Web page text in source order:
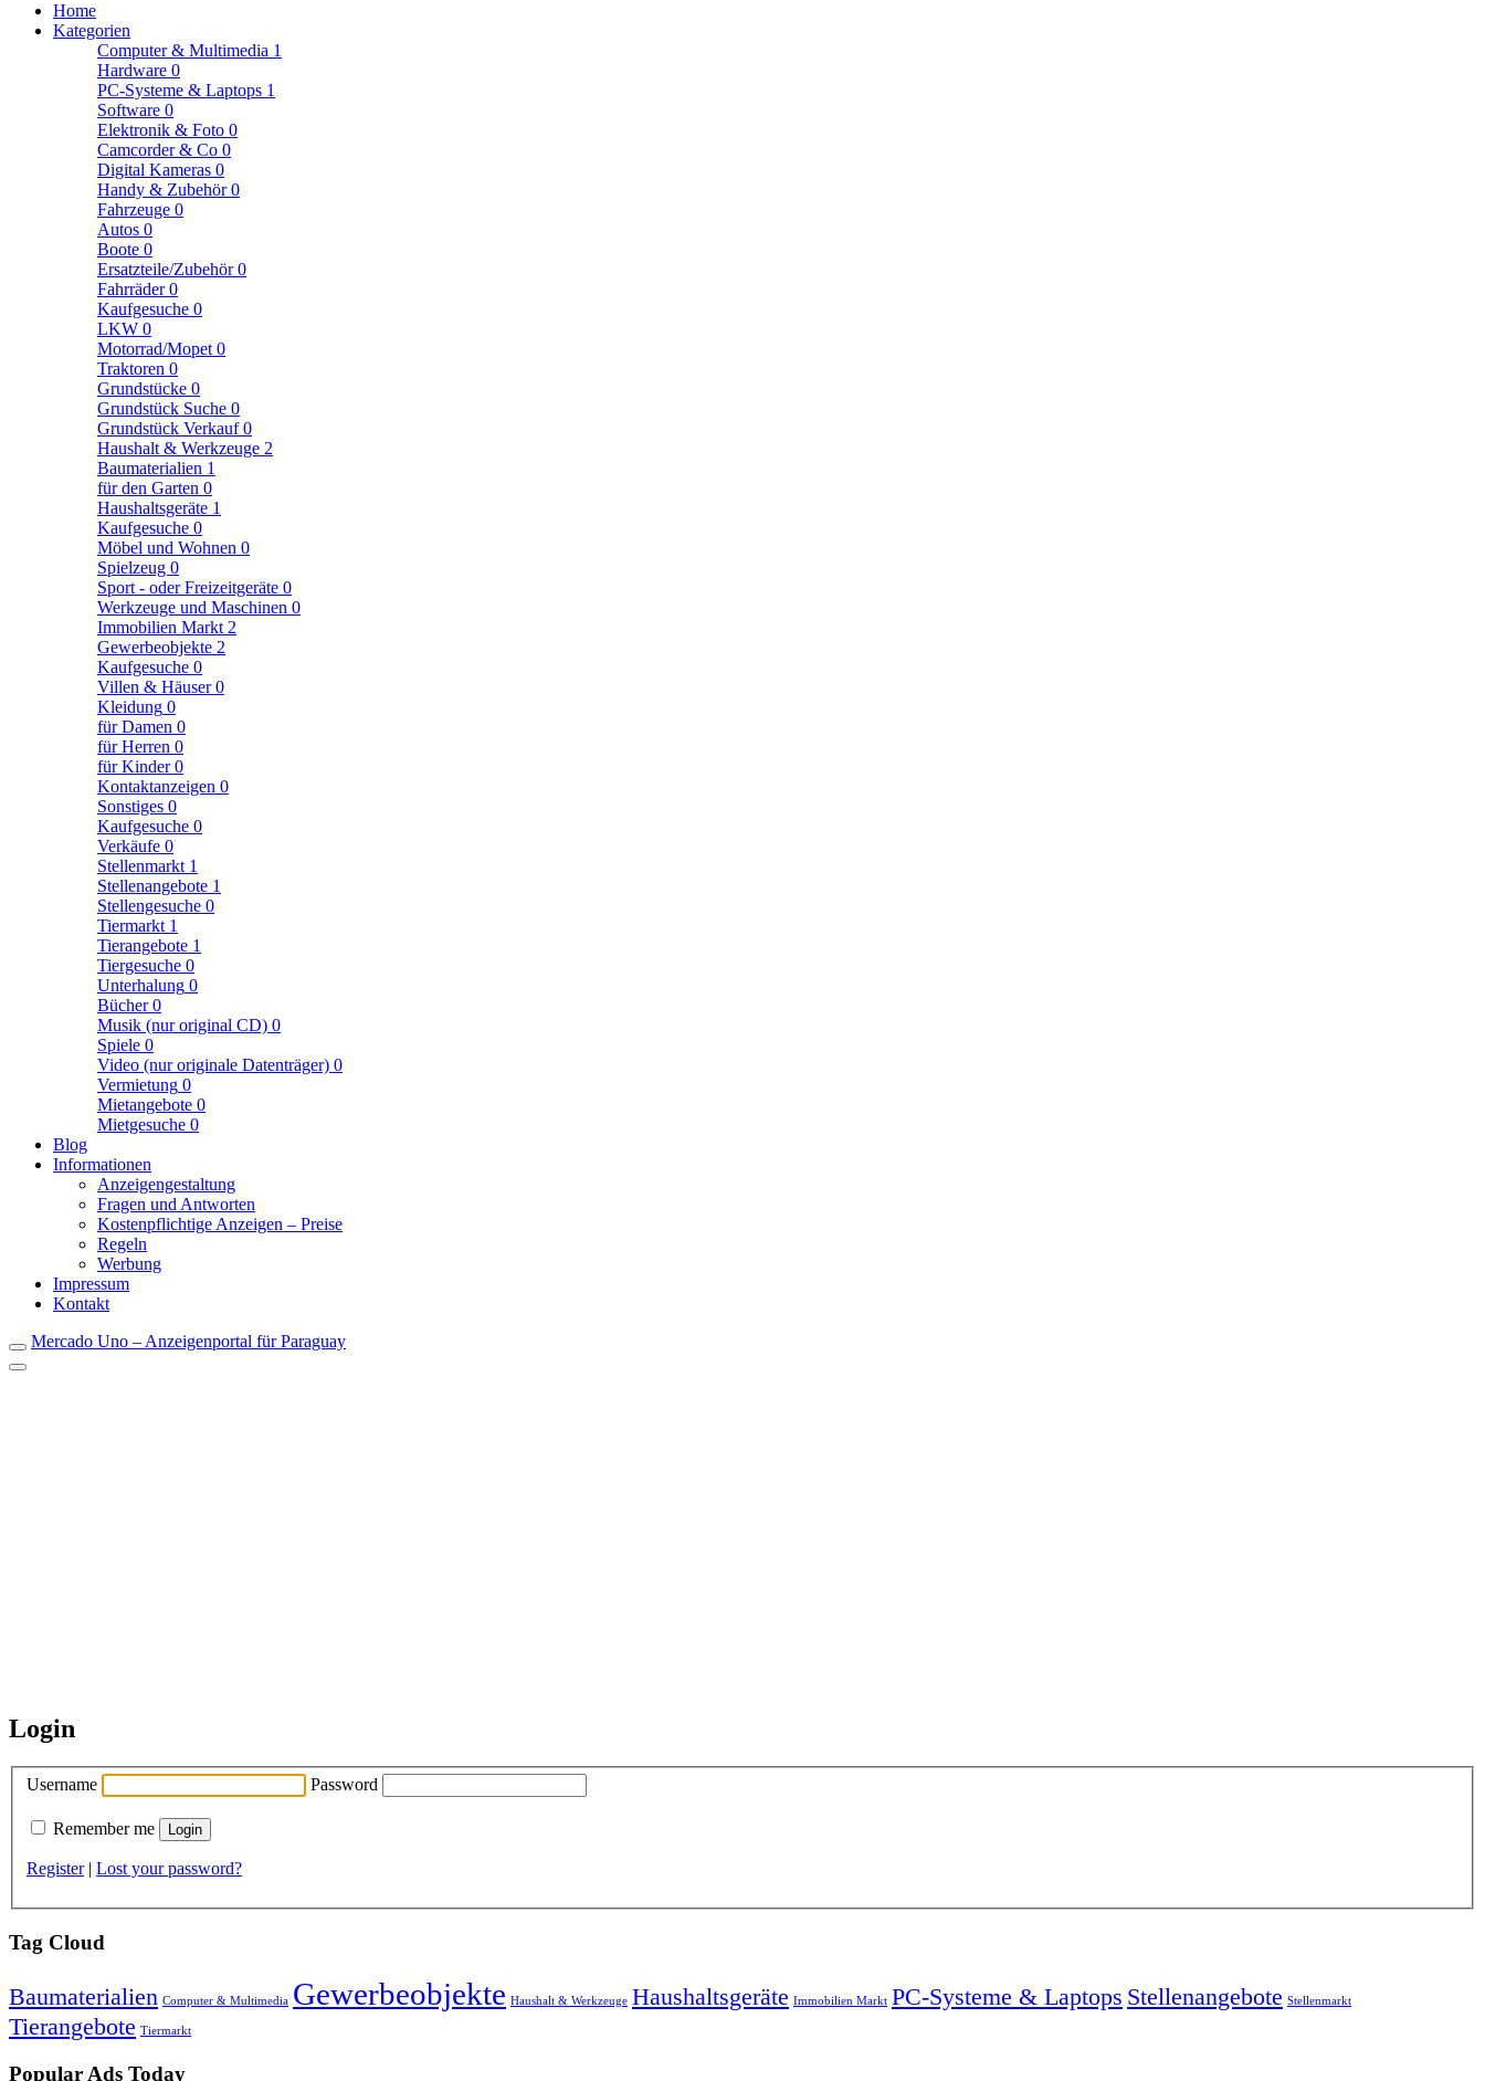
Home
Kategorien
Computer & Multimedia 1
Hardware 0
PC-Systeme & Laptops 1
Software 0
Elektronik & Foto 0
Camcorder & Co 0
Digital Kameras 0
Handy & Zubehör0
Fahrzeuge 0
Autos 0
Boote 0
Ersatzteile/Zubehör0
Fahrräder0
Kaufgesuche 0
LKW 0
Motorrad/Mopet 0
Traktoren 0
Grundstücke 0
Grundstück Suche 0
Grundstück Verkauf0
Haushalt & Werkzeuge 2
Baumaterialien 1
für den Garten 0
Haushaltsgeräte 1
Kaufgesuche 0
Möbel und Wohnen 0
Spielzeug 0
Sport - oder Freizeitgeräte 0
Werkzeuge und Maschinen 0
Immobilien Markt 2
Gewerbeobjekte 2
Kaufgesuche 0
Villen & Häuser0
Kleidung 0
für Damen 0
für Herren 0
für Kinder0
Kontaktanzeigen 0
Sonstiges 0
Kaufgesuche 0
Verkäufe 0
Stellenmarkt 1
Stellenangebote 1
Stellengesuche 0
Tiermarkt 1
Tierangebote 1
Tiergesuche 0
Unterhalung 0
Bücher0
Musik (nur original CD) 0
Spiele 0
Video (nur originale Datenträger) 0
Vermietung 0
Mietangebote 0
Mietgesuche 0
Blog
Informationen
Anzeigengestaltung
Fragen und Antworten
Kostenpflichtige Anzeigen – Preise
Regeln
Werbung
Impressum
Kontakt
Mercado Uno – Anzeigenportal für Paraguay
Login
Username Password
Remember me
Register| Lost your password?
Tag Cloud
Baumaterialien Computer & Multimedia Gewerbeobjekte Haushalt & Werkzeuge Haushaltsgeräte Immobilien Markt PC-Systeme & Laptops Stellenangebote Stellenmarkt
Tierangebote Tiermarkt
Popular Ads Today